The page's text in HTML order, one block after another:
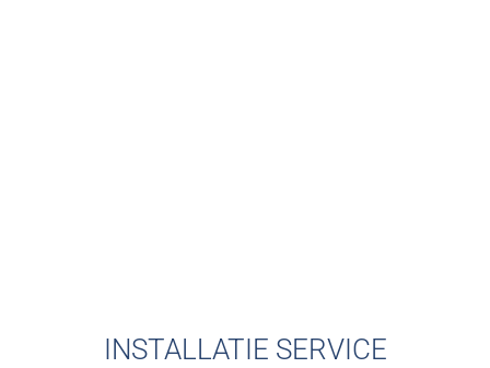
INSTALLATIE SERVICE